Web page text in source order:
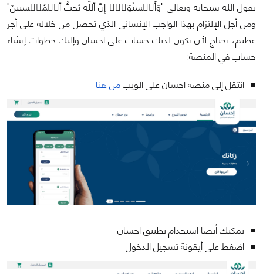
يقول الله سبحانه وتعالى ‌"وَأَحۡسِنُوٓاْۚ إِنَّ ٱللَّهَ يُحِبُّ ٱلۡمُحۡسِنِينَ"
ومن أجل الإلتزام بهذا الواجب الإنساني الذي تحصل من خلاله على أجر
عظيم، تحتاج لأن يكون لديك حساب على احسان وإليك خطوات إنشاء
حساب في المنصة:
انتقل إلى منصة احسان على الويبمن هنا
يمكنك أيضا استخدام تطبيق احسان
اضغط على أيقونة تسجيل الدخول